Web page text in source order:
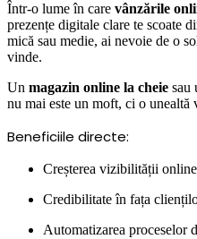
Într-o lume în care vânzările
prezențe digitale clare te scoate
mică sau medie, ai nevoie de o
vinde.
Un magazin online la cheie sau
nu mai este un moft, ci o unealtă
Beneficiile directe:
Creșterea vizibilității online
Credibilitate în fața
Automatizarea proceselor